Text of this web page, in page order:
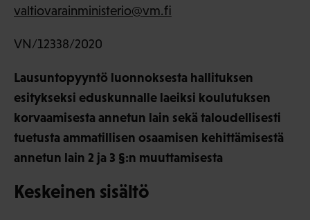
valtiovarainministerio@vm.fi
VN/12338/2020
Lausuntopyyntö luonnoksesta hallituksen
esitykseksi eduskunnalle laeiksi koulutuksen
korvaamisesta annetun lain sekä taloudellisesti
tuetusta ammatillisen osaamisen kehittämisestä
annetun lain 2 ja 3 §:n muuttamisesta
Keskeinen sisältö